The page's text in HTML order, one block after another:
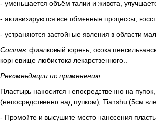
- уменьшается объём талии и живота,
- активизируются все обменные процессы,
- устраняются застойные явления в области
Состав: фиалковый корень, осока
корневище любистока лекарственного..
Рекомендации по применению:
Пластырь наносится непосредственно на
(непосредственно над пупком), Tianshu (5см
- Промойте и высушите место нанесения